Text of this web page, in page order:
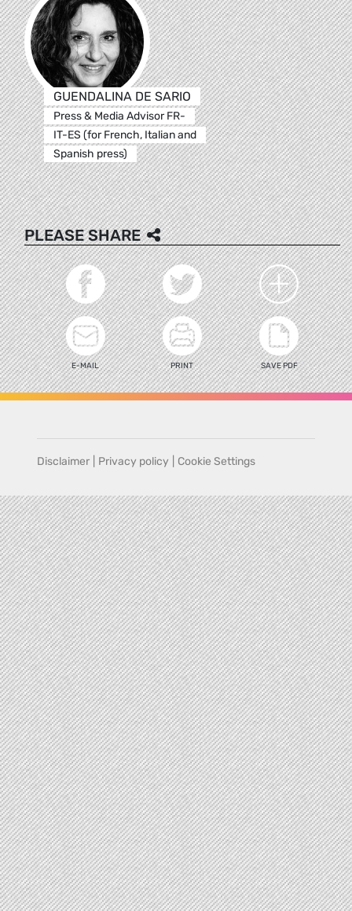
GUENDALINA DE SARIO
Press & Media Advisor FR-
IT-ES (for French, Italian and
Spanish press)
PLEASE SHARE
E-MAIL PRINT SAVE PDF
Disclaimer Privacy policy Cookie Settings